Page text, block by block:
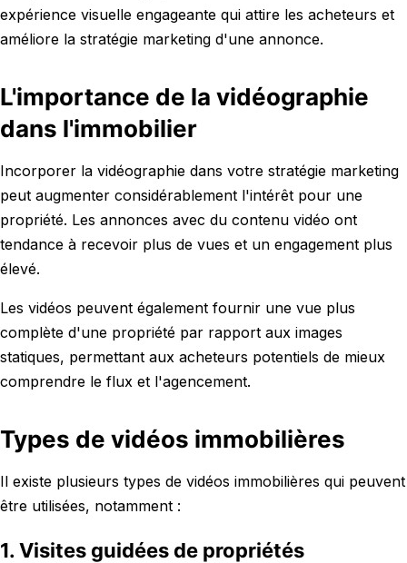
expérience visuelle engageante qui attire les acheteurs et
améliore la stratégie marketing d'une annonce.
L'importance de la vidéographie
dans l'immobilier
Incorporer la vidéographie dans votre stratégie marketing
peut augmenter considérablement l'intérêt pour une
propriété. Les annonces avec du contenu vidéo ont
tendance à recevoir plus de vues et un engagement plus
élevé.
Les vidéos peuvent également fournir une vue plus
complète d'une propriété par rapport aux images
statiques, permettant aux acheteurs potentiels de mieux
comprendre le flux et l'agencement.
Types de vidéos immobilières
Il existe plusieurs types de vidéos immobilières qui peuvent
être utilisées, notamment :
1. Visites guidées de propriétés